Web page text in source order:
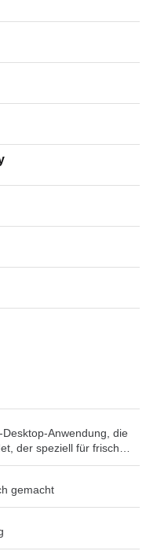
Anwendung, die
der speziell für frisch
entwickelt wurde.
und leichtgewichtig. Die
und beide
verifiziert.
große Datei gepackt,
oder Installationen
gemacht